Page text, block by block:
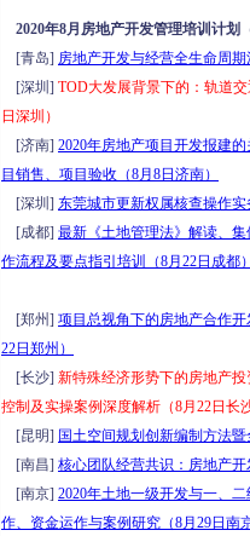
2020年8月房地产开发管理培训计划
[青岛] 房地产开发与经营全生命周
[深圳] TOD大发展背景下的：轨道
日深圳）
[济南] 2020年房地产项目开发报建
目销售、项目验收（8月8日济南）
[深圳] 东莞城市更新权属核查操作
[成都] 最新《土地管理法》解读、
作流程及要点指引培训（8月22日成都
[郑州] 项目总视角下的房地产合作
22日郑州）
[长沙] 新特殊经济形势下的房地产
控制及实操案例深度解析（8月22日长
[昆明] 国土空间规划创新编制方法
[南昌] 核心团队经营共识：房地产
[南京] 2020年土地一级开发与一、
作、资金运作与案例研究（8月29日南